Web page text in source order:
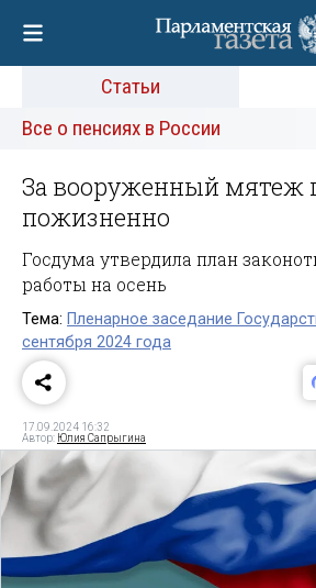
Статьи
Все о пенсиях в России
За вооруженный мятеж
пожизненно
Госдума утвердила план
работы на осень
Тема: Пленарное заседание
сентября 2024 года
17.09.2024 16:32
Автор: Юлия Сапрыгина